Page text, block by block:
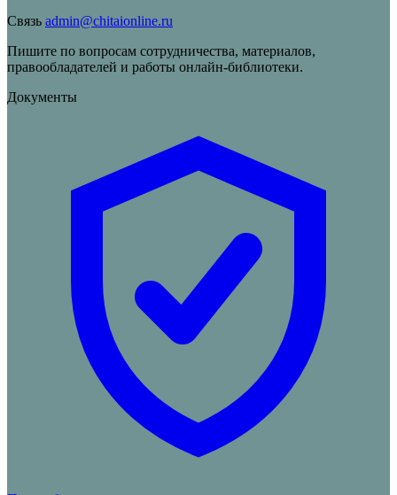
Связь admin@chitaionline.ru
Пишите по вопросам сотрудничества, материалов,
правообладателей и работы онлайн-библиотеки.
Документы